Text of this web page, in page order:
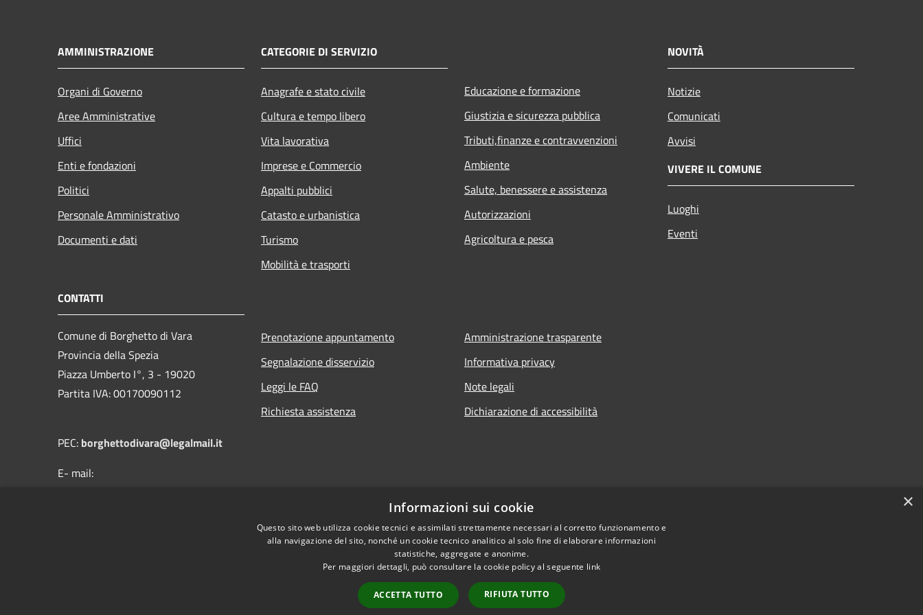
AMMINISTRAZIONE
Organi di Governo
Aree Amministrative
Uffici
Enti e fondazioni
Politici
Personale Amministrativo
Documenti e dati
CATEGORIE DI SERVIZIO
Anagrafe e stato civile
Cultura e tempo libero
Vita lavorativa
Imprese e Commercio
Appalti pubblici
Catasto e urbanistica
Turismo
Mobilità e trasporti
Educazione e formazione
Giustizia e sicurezza pubblica
Tributi,finanze e contravvenzioni
Ambiente
Salute, benessere e assistenza
Autorizzazioni
Agricoltura e pesca
NOVITÀ
Notizie
Comunicati
Avvisi
VIVERE IL COMUNE
Luoghi
Eventi
CONTATTI
Comune di Borghetto di Vara
Provincia della Spezia
Piazza Umberto I°, 3 - 19020
Partita IVA: 00170090112
PEC: borghettodivara@legalmail.it
E- mail:
Prenotazione appuntamento
Segnalazione disservizio
Leggi le FAQ
Richiesta assistenza
Amministrazione trasparente
Informativa privacy
Note legali
Dichiarazione di accessibilità
Copyright © 2026 • Comune di Borghetto di Vara • Powered by
×
Informazioni sui cookie
Questo sito web utilizza cookie tecnici e assimilati strettamente necessari al corretto funzionamento e
alla navigazione del sito, nonché un cookie tecnico analitico al solo fine di elaborare informazioni
statistiche, aggregate e anonime.
Per maggiori dettagli, può consultare la cookie policy al seguente link
ACCETTA TUTTO RIFIUTA TUTTO